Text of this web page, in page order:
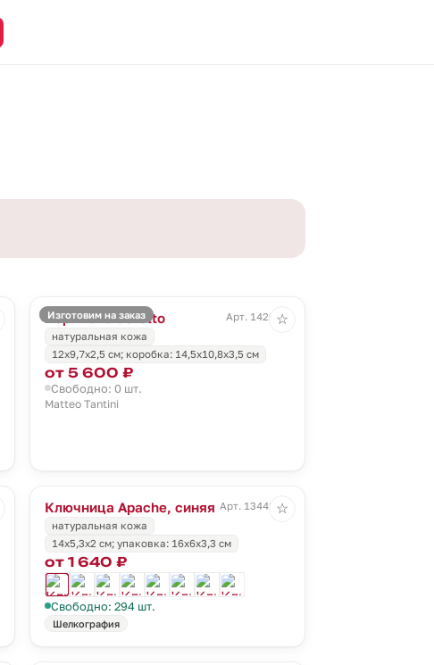
Изготовим на заказ
Портмоне Coretto
Арт. 1429.55
натуральная кожа
12х9,7х2,5 см; коробка: 14,5х10,8х3,5 см
от 5 600 ₽
Свободно: 0 шт.
Matteo Tantini
☆
Ключница Apache, синяя Арт. 13442.40
натуральная кожа
14х5,3x2 см; упаковка: 16х6х3,3 см
от 1 640 ₽
Свободно: 294 шт.
Шелкография
☆